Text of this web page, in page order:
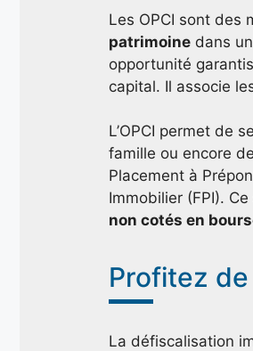
Les OPCI sont des
patrimoine dans
opportunité
capital. Il associe
L’OPCI permet de
famille ou encore
Placement à
Immobilier (FPI).
non cotés en
Profitez
La défiscalisation